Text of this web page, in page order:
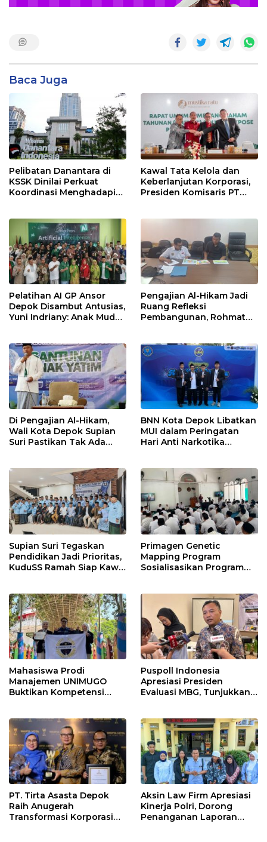
Baca Juga
Pelibatan Danantara di
KSSK Dinilai Perkuat
Koordinasi Menghadapi
Kawal Tata Kelola dan
Keberlanjutan Korporasi,
Presiden Komisaris PT
Pelatihan AI GP Ansor
Depok Disambut Antusias,
Yuni Indriany: Anak Muda
Pengajian Al-Hikam Jadi
Ruang Refleksi
Pembangunan, Rohmat
Di Pengajian Al-Hikam,
Wali Kota Depok Supian
Suri Pastikan Tak Ada
BNN Kota Depok Libatkan
MUI dalam Peringatan
Hari Anti Narkotika
Pencegahan Dimulai dari
Keluarga
Supian Suri Tegaskan
Pendidikan Jadi Prioritas,
KuduSS Ramah Siap Kawal
Primagen Genetic
Mapping Program
Sosialisasikan Program
Bakat dan Potensi Diri
Santri di Pondok
Pesantren Daarul
Muttaqien Parung Bogor
Mahasiswa Prodi
Manajemen UNIMUGO
Buktikan Kompetensi
Puspoll Indonesia
Apresiasi Presiden
Evaluasi MBG, Tunjukkan
PT. Tirta Asasta Depok
Raih Anugerah
Transformasi Korporasi
Aksin Law Firm Apresiasi
Kinerja Polri, Dorong
Penanganan Laporan